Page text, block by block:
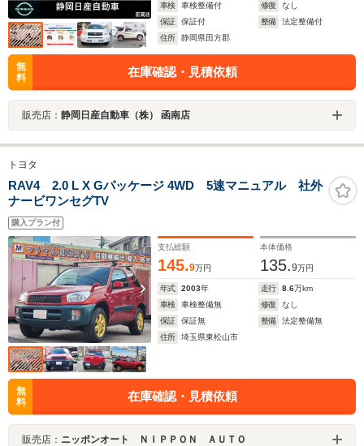
車検
車検整備付 修復
なし
保証
保証付 整備
法定整備付
住所
静岡県田方郡
無
料
在庫確認・見積依頼
販売店： 静岡日産自動車（株） 函南店
トヨタ
RAV4 2.0 L X Gパッケージ 4WD 5速マニュアル 社外
ナービワンセグTV
購入プラン付
支払総額
145.9万円
本体価格
135.9万円
年式 2003年 走行 8.6万km
車検
車検整備無 修復
なし
保証
保証無 整備
法定整備無
住所
埼玉県東松山市
無
料
在庫確認・見積依頼
販売店： ニッポンオート ＮＩＰＰＯＮ ＡＵＴＯ